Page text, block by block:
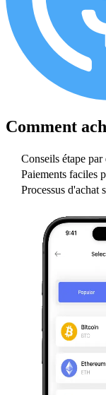
Comment
Conseils étape par
Paiements faciles
Processus d'achat